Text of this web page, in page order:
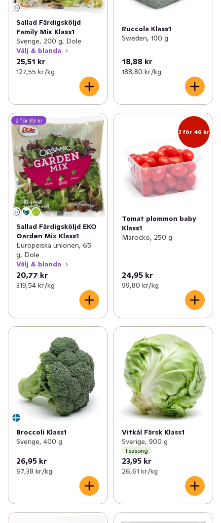
Sallad Färdigsköljd
Family Mix Klass1
Sverige, 200 g, Dole
Välj & blanda
25,51 kr
127,55 kr /kg
Ruccola Klass1
Sweden, 100 g
18,88 kr
188,80 kr /kg
2 för 39 kr
Sallad Färdigsköljd EKO
Garden Mix Klass1
Europeiska unionen, 65
g, Dole
Välj & blanda
20,77 kr
319,54 kr /kg
2 för 46 kr
Tomat plommon baby
Klass1
Marocko, 250 g
24,95 kr
99,80 kr /kg
Broccoli Klass1
Sverige, 400 g
26,95 kr
67,38 kr /kg
Vitkål Färsk Klass1
Sverige, 900 g
I säsong
23,95 kr
26,61 kr /kg